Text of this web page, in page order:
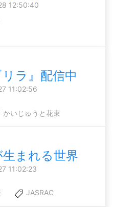
12:50:40
ラ』配信中
11:02:56
かいじゅうと花束
まれる世界
11:02:23
JASRAC